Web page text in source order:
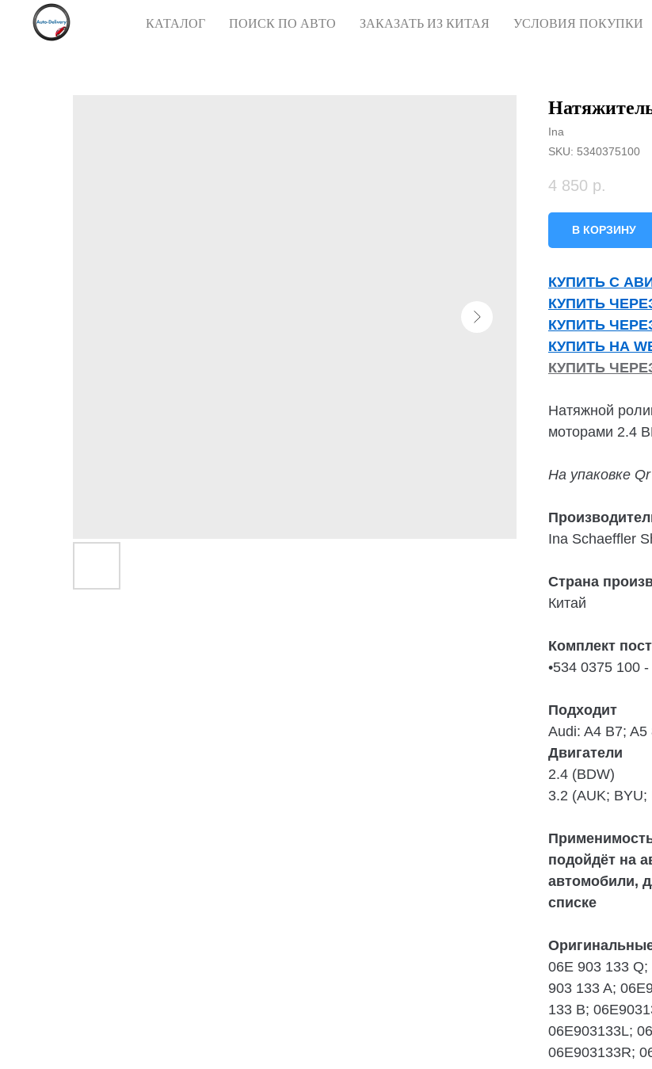
КАТАЛОГ ПОИСК ПО АВТО ЗАКАЗАТЬ ИЗ КИТАЯ УСЛОВИЯ ПОКУПКИ
Ina
SKU: 5340375100
4 850 р.
В КОРЗИНУ
КУПИТЬ С
КУПИТЬ
КУПИТЬ
КУПИТЬ НА
КУПИТЬ
Натяжной
моторами 2.4
На упаковке
Ina Schaeffler
Страна
Китай
Комплект
•534 0375 100
Подходит
Audi: A4 B7; A5
Двигатели
2.4 (BDW)
3.2 (AUK; BYU;
подойдёт на
автомобили,
списке
06E 903 133
903 133 A;
133 B;
06E903133L;
06E903133R;